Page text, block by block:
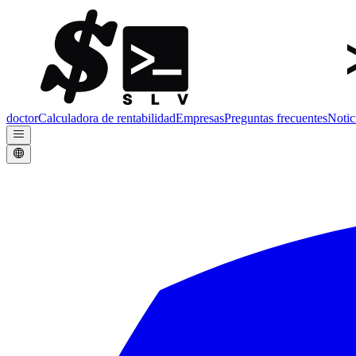
doctorCalculadora de rentabilidadEmpresasPreguntas frecuentes